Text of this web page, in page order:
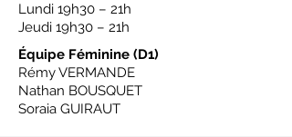
Lundi 19h30 – 21h
Jeudi 19h30 – 21h
Équipe Féminine (D1)
Rémy VERMANDE
Nathan BOUSQUET
Soraia GUIRAUT